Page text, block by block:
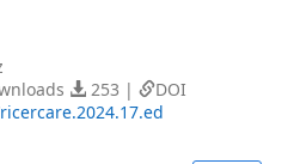
253 |
DOI